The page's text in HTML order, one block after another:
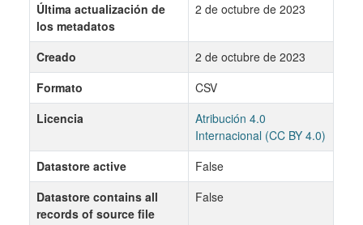
Última actualización de
los metadatos
2 de octubre de 2023
Creado
2 de octubre de 2023
Formato
CSV
Licencia
Atribución 4.0
Internacional (CC BY 4.0)
Datastore active
False
Datastore contains all
records of source file
False